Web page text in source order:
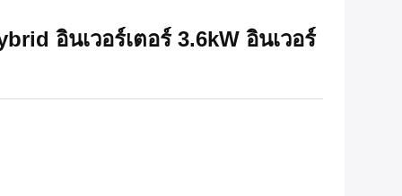
อินเวอร์เตอร์ 3.6kW อินเวอร์